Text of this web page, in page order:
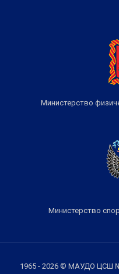
Министерство
Министерство
1965 - 2026 © МАУДО ЦСШ